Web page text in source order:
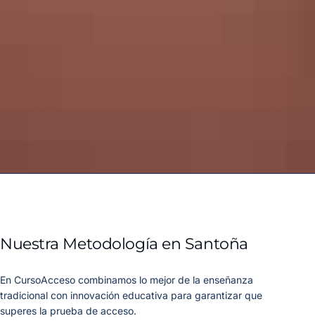
Nuestra Metodología en Santoña
En CursoAcceso combinamos lo mejor de la enseñanza
tradicional con innovación educativa para garantizar que
superes la prueba de acceso.